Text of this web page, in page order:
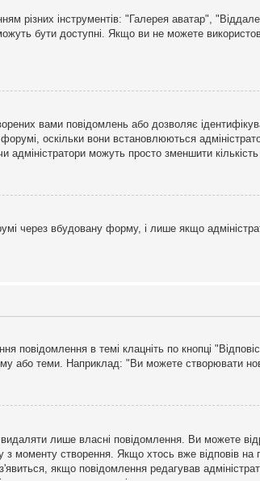
різних інструментів: "Галерея аватар",
бути доступні. Якщо ви не можете
вами повідомлень або дозволяє
оскільки вони встановлюються
можуть просто зменшити
через вбудовану форму, і лише якщо
повідомлення в темі клацніть по кнопці
або теми. Наприклад: "Ви можете створювати
лише власні повідомлення. Ви можете
моменту створення. Якщо хтось вже відповів
якщо повідомлення редагував